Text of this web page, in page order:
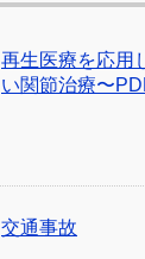
再生医療を応用
い関節治療〜
交通事故